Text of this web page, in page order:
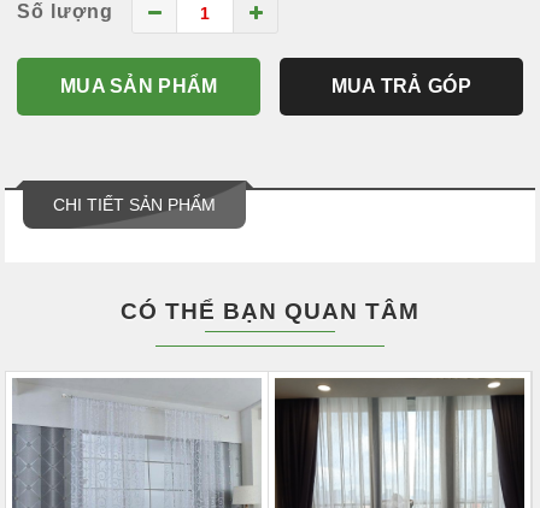
Số lượng
MUA SẢN PHẨM MUA TRẢ GÓP
CHI TIẾT SẢN PHẨM
CÓ THỂ BẠN QUAN TÂM